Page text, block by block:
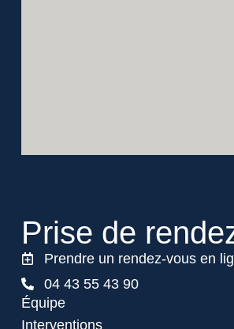
Prise de
Prendre un rendez-vous en
04 43 55 43 90
Équipe
Interventions